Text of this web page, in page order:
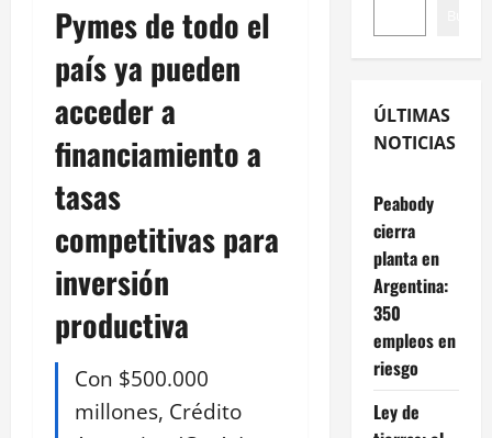
Pymes de todo el
país ya pueden
acceder a
financiamiento a
tasas
competitivas para
inversión
productiva
Con $500.000
millones, Crédito
ÚLTIMAS
NOTICIAS
Peabody
cierra
planta en
Argentina:
350
empleos en
riesgo
Ley de